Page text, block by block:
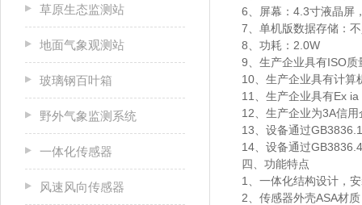
草原生态监测站
地面气象观测站
玻璃钢百叶箱
野外气象监测系统
一体化传感器
风速风向传感器
6、屏幕：4.3寸液晶屏
7、单机版数据存储：
8、功耗：2.0W
9、生产企业具有ISO
10、生产企业具有计算
11、生产企业具有Ex
12、生产企业为3A信用
13、设备通过
14、设备通过
四、功能特点
1、一体化结构设计，
2、传感器外壳ASA材